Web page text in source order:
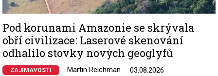
Pod korunami Amazonie se skrývala
obří civilizace: Laserové skenování
odhalilo stovky nových geoglyfů
ZAJÍMAVOSTI Martin Reichman 03.08.2026